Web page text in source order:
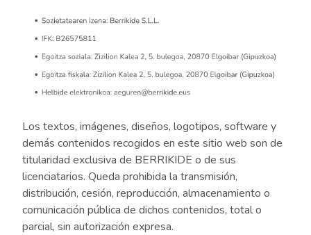
Los textos, imágenes, diseños, logotipos, software y
demás contenidos recogidos en este sitio web son de
titularidad exclusiva de BERRIKIDE o de sus
licenciatarios. Queda prohibida la transmisión,
distribución, cesión, reproducción, almacenamiento o
comunicación pública de dichos contenidos, total o
parcial, sin autorización expresa.